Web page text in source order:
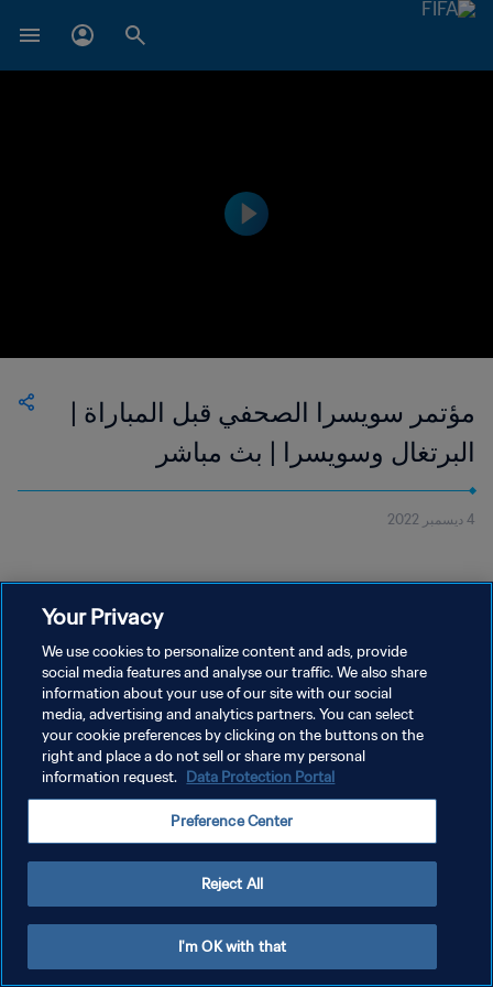
مؤتمر سويسرا الصحفي قبل المباراة |
البرتغال وسويسرا | بث مباشر
4 ديسمبر 2022
سياسة الخصوصية
شروط الخدمة
إدارة تفضيلات ملفات تعريف الارتباط
Your Privacy
We use cookies to personalize content and ads, provide
social media features and analyse our traffic. We also share
information about your use of our site with our social
media, advertising and analytics partners. You can select
your cookie preferences by clicking on the buttons on the
right and place a do not sell or share my personal
information request. Data Protection Portal
Preference Center
Reject All
I'm OK with that